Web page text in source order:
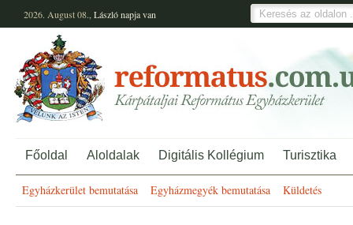
2026. August 08., Lászlónapja van
Főoldal Aloldalak Digitális Kollégium Turisztika
Egyházkerület bemutatása Egyházmegyék bemutatása Küldetés